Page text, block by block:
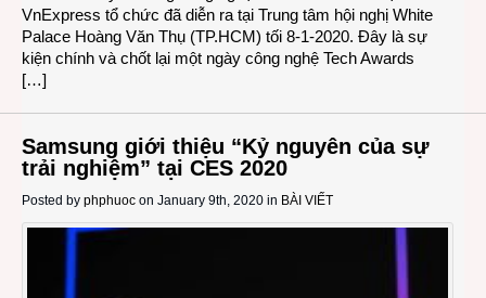
VnExpress tổ chức đã diễn ra tại Trung tâm hội nghị White
Palace Hoàng Văn Thụ (TP.HCM) tối 8-1-2020. Đây là sự
kiện chính và chốt lại một ngày công nghệ Tech Awards
[…]
Samsung giới thiệu “Kỷ nguyên của sự
trải nghiệm” tại CES 2020
Posted by phphuoc on January 9th, 2020 in BÀI VIẾT